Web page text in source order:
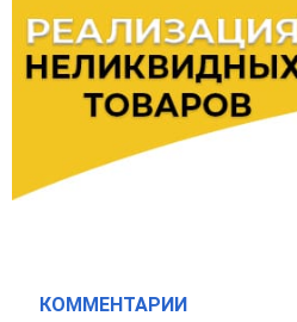
КОММЕНТАРИИ